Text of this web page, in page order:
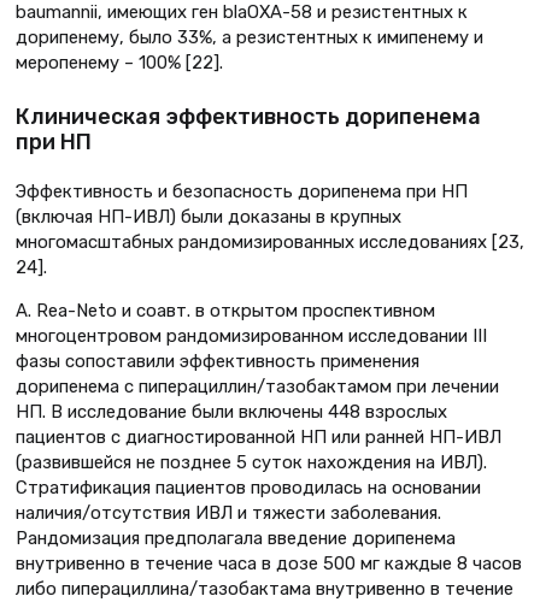
baumannii, имеющих ген blaOXA-58 и резистентных к
дорипенему, было 33%, а резистентных к имипенему и
меропенему – 100% [22].
Клиническая эффективность дорипенема
при НП
Эффективность и безопасность дорипенема при НП
(включая НП-ИВЛ) были доказаны в крупных
многомасштабных рандомизированных исследованиях [23,
24].
A. Rea-Neto и соавт. в открытом проспективном
многоцентровом рандомизированном исследовании III
фазы сопоставили эффективность применения
дорипенема с пиперациллин/тазобактамом при лечении
НП. В исследование были включены 448 взрослых
пациентов с диагностированной НП или ранней НП-ИВЛ
(развившейся не позднее 5 суток нахождения на ИВЛ).
Стратификация пациентов проводилась на основании
наличия/отсутствия ИВЛ и тяжести заболевания.
Рандомизация предполагала введение дорипенема
внутривенно в течение часа в дозе 500 мг каждые 8 часов
либо пиперациллина/тазобактама внутривенно в течение